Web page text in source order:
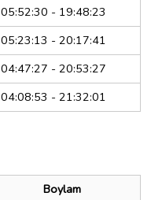
05:52:30 - 19:48:23
05:23:13 - 20:17:41
04:47:27 - 20:53:27
04:08:53 - 21:32:01
Boylam